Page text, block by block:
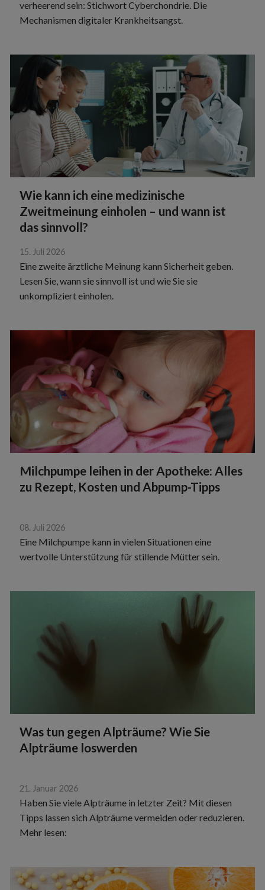
verheerend sein: Stichwort Cyberchondrie. Die
Mechanismen digitaler Krankheitsangst.
Wie kann ich eine medizinische
Zweitmeinung einholen – und wann ist
das sinnvoll?
15. Juli 2026
Eine zweite ärztliche Meinung kann Sicherheit geben.
Lesen Sie, wann sie sinnvoll ist und wie Sie sie
unkompliziert einholen.
Milchpumpe leihen in der Apotheke: Alles
zu Rezept, Kosten und Abpump-Tipps
08. Juli 2026
Eine Milchpumpe kann in vielen Situationen eine
wertvolle Unterstützung für stillende Mütter sein.
Was tun gegen Alpträume? Wie Sie
Alpträume loswerden
21. Januar 2026
Haben Sie viele Alpträume in letzter Zeit? Mit diesen
Tipps lassen sich Alpträume vermeiden oder reduzieren.
Mehr lesen: